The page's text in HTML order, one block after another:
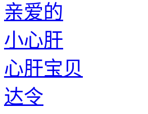
亲爱的
小心肝
心肝宝贝
达令